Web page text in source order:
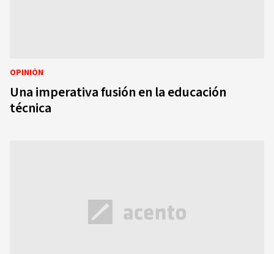
OPINIÓN
Una imperativa fusión en la educación
técnica